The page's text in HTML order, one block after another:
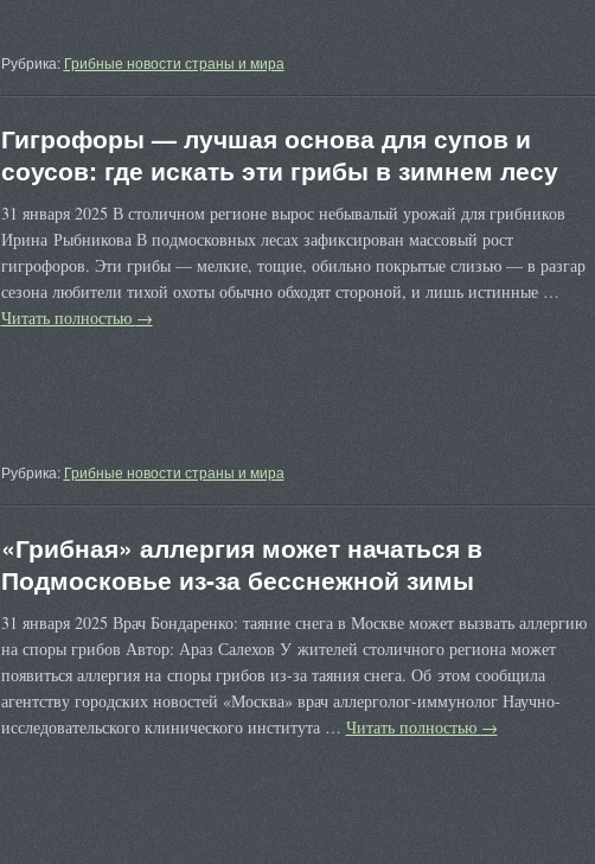
Рубрика: Грибные новости страны и мира
Гигрофоры — лучшая основа для супов и
соусов: где искать эти грибы в зимнем лесу
31 января 2025 В столичном регионе вырос небывалый урожай для грибников
Ирина Рыбникова В подмосковных лесах зафиксирован массовый рост
гигрофоров. Эти грибы — мелкие, тощие, обильно покрытые слизью — в разгар
сезона любители тихой охоты обычно обходят стороной, и лишь истинные …
Читать полностью →
Рубрика: Грибные новости страны и мира
«Грибная» аллергия может начаться в
Подмосковье из-за бесснежной зимы
31 января 2025 Врач Бондаренко: таяние снега в Москве может вызвать аллергию
на споры грибов Автор: Араз Салехов У жителей столичного региона может
появиться аллергия на споры грибов из-за таяния снега. Об этом сообщила
агентству городских новостей «Москва» врач аллерголог-иммунолог Научно-
исследовательского клинического института … Читать полностью →